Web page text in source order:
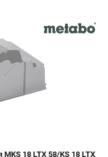
18 LTX 58/KS 18 LTX